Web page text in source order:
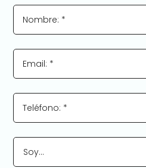
Nombre: *
Email: *
Teléfono: *
Soy…